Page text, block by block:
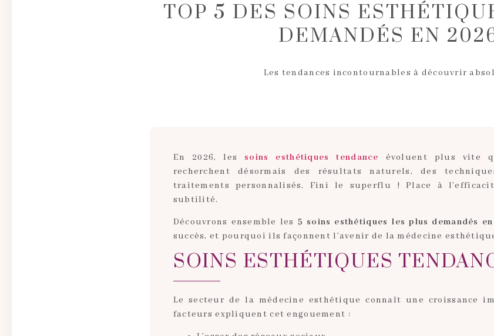
TOP 5 DES SOINS
DEMANDÉS EN
Les tendances incontournables à découvrir
En 2026, les soins esthétiques tendance évoluent plus vite
recherchent désormais des résultats naturels, des
traitements personnalisés. Fini le superflu ! Place à
subtilité.
Découvrons ensemble les 5 soins esthétiques les plus demandés
succès, et pourquoi ils façonnent l’avenir de la médecine
SOINS ESTHÉTIQUES
Le secteur de la médecine esthétique connaît une croissance
facteurs expliquent cet engouement :